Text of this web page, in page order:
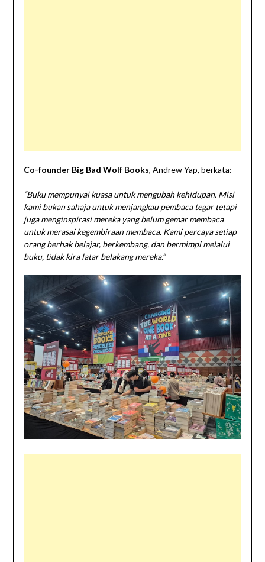
Co-founder Big Bad Wolf Books, Andrew Yap, berkata:
“Buku mempunyai kuasa untuk mengubah kehidupan. Misi
kami bukan sahaja untuk menjangkau pembaca tegar tetapi
juga menginspirasi mereka yang belum gemar membaca
untuk merasai kegembiraan membaca. Kami percaya setiap
orang berhak belajar, berkembang, dan bermimpi melalui
buku, tidak kira latar belakang mereka.”